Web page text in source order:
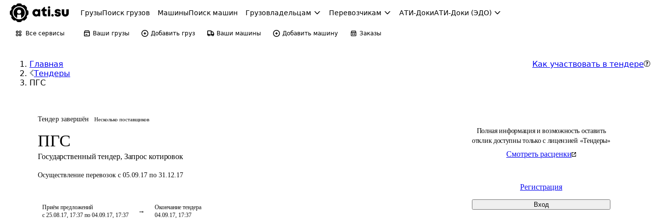
ГрузыПоиск грузов МашиныПоиск машин Грузовладельцам Перевозчикам АТИ-ДокиАТИ-Доки (ЭДО)
Все сервисы Ваши грузы Добавить груз Ваши машины Добавить машину Заказы
Главная
Тендеры
ПГС
Как участвовать в тендере
Тендер завершён Несколько поставщиков
ПГС
Государственный тендер, Запрос котировок
Осуществление перевозок с 05.09.17 по 31.12.17
Приём предложений
с 25.08.17, 17:37 по 04.09.17, 17:37
Окончание тендера
04.09.17, 17:37
Полная информация и возможность оставить
отклик доступны только с лицензией «Тендеры»
Смотреть расценки
Регистрация
Вход